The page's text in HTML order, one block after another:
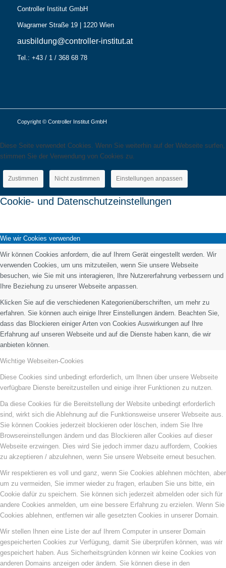
Controller Institut GmbH
Wagramer Straße 19 | 1220 Wien
ausbildung@controller-institut.at
Tel.: +43 / 1 / 368 68 78
Copyright © Controller Institut GmbH
Diese Seite verwendet Cookies. Wenn Sie weiterhin auf der Webseite surfen,
stimmen Sie der Verwendung von Cookies zu.
Zustimmen Nicht zustimmen Einstellungen anpassen
Cookie- und Datenschutzeinstellungen
Wie wir Cookies verwenden
Wir können Cookies anfordern, die auf Ihrem Gerät eingestellt werden. Wir
verwenden Cookies, um uns mitzuteilen, wenn Sie unsere Webseite
besuchen, wie Sie mit uns interagieren, Ihre Nutzererfahrung verbessern und
Ihre Beziehung zu unserer Webseite anpassen.
Klicken Sie auf die verschiedenen Kategorienüberschriften, um mehr zu
erfahren. Sie können auch einige Ihrer Einstellungen ändern. Beachten Sie,
dass das Blockieren einiger Arten von Cookies Auswirkungen auf Ihre
Erfahrung auf unseren Webseite und auf die Dienste haben kann, die wir
anbieten können.
Wichtige Webseiten-Cookies
Diese Cookies sind unbedingt erforderlich, um Ihnen über unsere Webseite
verfügbare Dienste bereitzustellen und einige ihrer Funktionen zu nutzen.
Da diese Cookies für die Bereitstellung der Website unbedingt erforderlich
sind, wirkt sich die Ablehnung auf die Funktionsweise unserer Webseite aus.
Sie können Cookies jederzeit blockieren oder löschen, indem Sie Ihre
Browsereinstellungen ändern und das Blockieren aller Cookies auf dieser
Webseite erzwingen. Dies wird Sie jedoch immer dazu auffordern, Cookies
zu akzeptieren / abzulehnen, wenn Sie unsere Webseite erneut besuchen.
Wir respektieren es voll und ganz, wenn Sie Cookies ablehnen möchten, aber
um zu vermeiden, Sie immer wieder zu fragen, erlauben Sie uns bitte, ein
Cookie dafür zu speichern. Sie können sich jederzeit abmelden oder sich für
andere Cookies anmelden, um eine bessere Erfahrung zu erzielen. Wenn Sie
Cookies ablehnen, entfernen wir alle gesetzten Cookies in unserer Domain.
Wir stellen Ihnen eine Liste der auf Ihrem Computer in unserer Domain
gespeicherten Cookies zur Verfügung, damit Sie überprüfen können, was wir
gespeichert haben. Aus Sicherheitsgründen können wir keine Cookies von
anderen Domains anzeigen oder ändern. Sie können diese in den